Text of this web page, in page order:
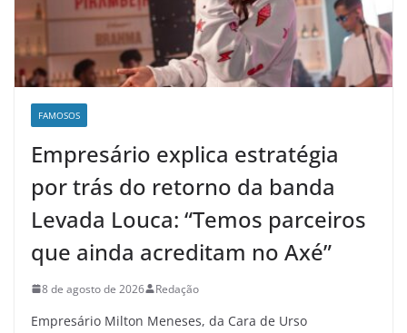
FAMOSOS
Empresário explica estratégia
por trás do retorno da banda
Levada Louca: “Temos parceiros
que ainda acreditam no Axé”
8 de agosto de 2026 Redação
Empresário Milton Meneses, da Cara de Urso